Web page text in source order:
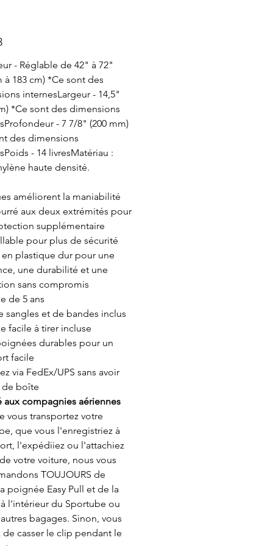
- Réglable de 42" à 72"
à 183 cm) *Ce sont des
internesLargeur - 14,5"
*Ce sont des dimensions
- 7 7/8" (200 mm)
des dimensions
- 14 livresMatériau :
haute densité.
améliorent la maniabilité
aux deux extrémités pour
supplémentaire
pour plus de sécurité
plastique dur pour une
une durabilité et une
sans compromis
de 5 ans
sangles et de bandes inclus
facile à tirer incluse
durables pour un
facile
via FedEx/UPS sans avoir
boîte
aux compagnies aériennes
vous transportez votre
que vous l'enregistriez à
l'expédiiez ou l'attachiez
votre voiture, nous vous
TOUJOURS de
poignée Easy Pull et de la
l'intérieur du Sportube ou
bagages. Sinon, vous
de casser le clip pendant le